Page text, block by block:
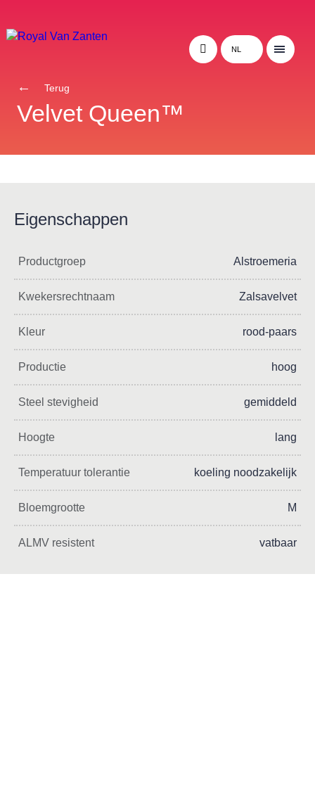
NL
Terug
Velvet Queen™
Eigenschappen
Productgroep Alstroemeria
Kwekersrechtnaam Zalsavelvet
Kleur rood-paars
Productie hoog
Steel stevigheid gemiddeld
Hoogte lang
Temperatuur tolerantie koeling noodzakelijk
Bloemgrootte M
ALMV resistent vatbaar